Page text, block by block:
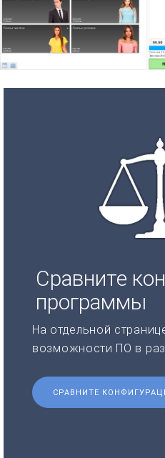
Сравните
программы
На отдельной
возможности ПО в
СРАВНИТЕ